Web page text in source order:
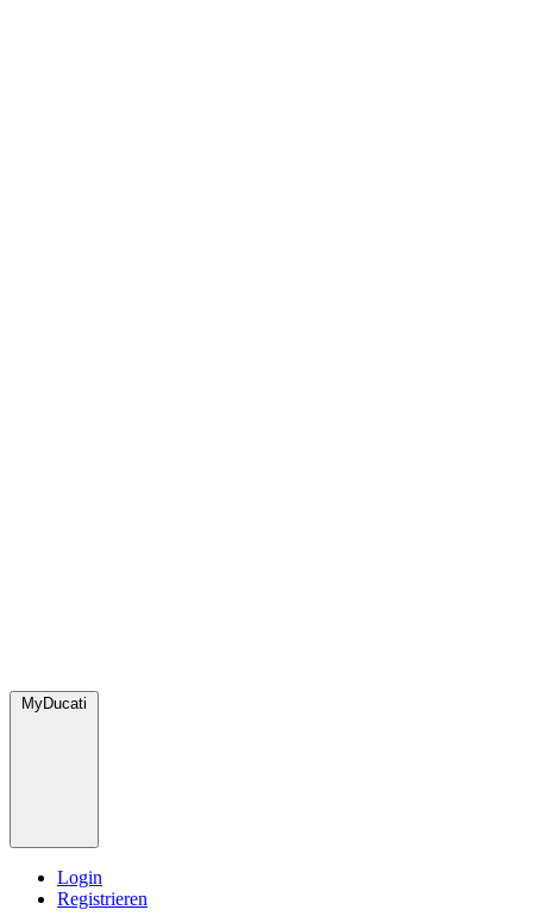
MyDucati
Login
Registrieren